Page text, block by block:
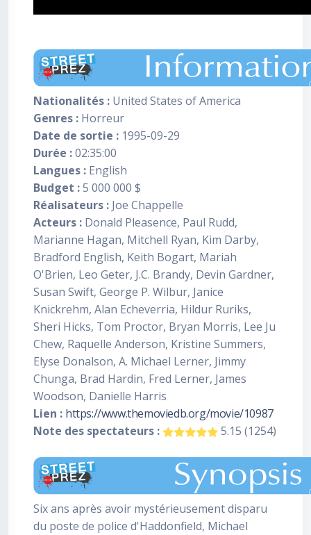
Nationalités : United States of America
Genres : Horreur
Date de sortie : 1995-09-29
Durée :02:35:00
Langues : English
Budget :5 000 000 $
Réalisateurs : Joe Chappelle
Acteurs : Donald Pleasence, Paul Rudd,
Marianne Hagan, Mitchell Ryan, Kim Darby,
Bradford English, Keith Bogart, Mariah
O'Brien, Leo Geter, J.C. Brandy, Devin Gardner,
Susan Swift, George P. Wilbur, Janice
Knickrehm, Alan Echeverria, Hildur Ruriks,
Sheri Hicks, Tom Proctor, Bryan Morris, Lee Ju
Chew, Raquelle Anderson, Kristine Summers,
Elyse Donalson, A. Michael Lerner, Jimmy
Chunga, Brad Hardin, Fred Lerner, James
Woodson, Danielle Harris
Lien : https://www.themoviedb.org/movie/10987
Note des spectateurs :
5.15 (1254)
Six ans après avoir mystérieusement disparu
du poste de police d'Haddonfield, Michael